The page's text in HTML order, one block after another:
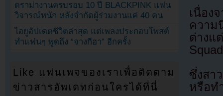
เนื่อง
ความ
ต่างแ
Squad
ซึ่งสา
หรือท
ดราม่างานครบรอบ 10 ปี BLACKPINK แฟน
วิจารณ์หนัก หลังจำกัดผู้ร่วมงานแค่ 40 คน
ไอยูอัปเดตชีวิตล่าสุด แต่เพลงประกอบโพสต์
ทำแฟนๆ พูดถึง “จางกีฮา” อีกครั้ง
Like แฟนเพจของเราเพื่อติดตาม
ข่าวสารอัพเดทก่อนใครได้ที่นี่